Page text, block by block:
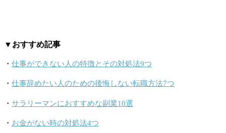
▼おすすめ記事
・ 仕事ができない人の特徴とその対処法9つ
・ 仕事辞めたい人のための後悔しない転職方法7つ
・ サラリーマンにおすすめな副業10選
・ お金がない時の対処法4つ